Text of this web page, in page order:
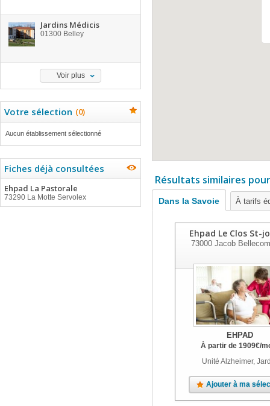
Jardins Médicis
01300 Belley
Voir plus
Votre sélection (0)
Aucun établissement sélectionné
Fiches déjà consultées
Ehpad La Pastorale
73290 La Motte Servolex
Résultats similaires
Dans la Savoie À tarifs
Ehpad Le Clos St-
73000 Jacob
EHPAD
À partir de 1909€/
Unité Alzheimer,
Ajouter à ma